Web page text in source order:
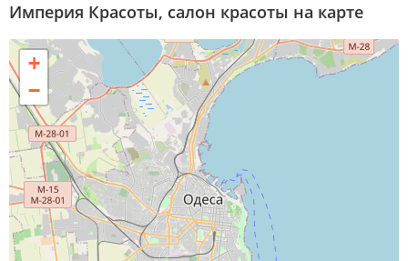
Империя Красоты, салон красоты на карте
+
−